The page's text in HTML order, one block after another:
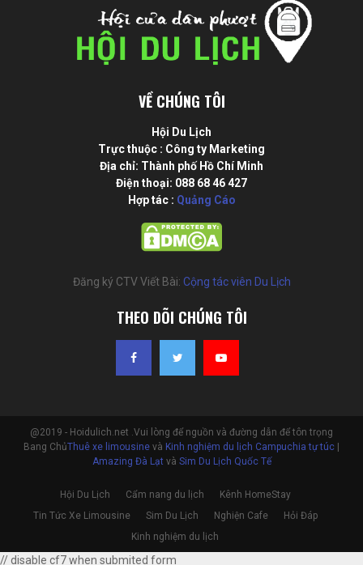
VỀ CHÚNG TÔI
Hội Du Lịch
Trực thuộc : Công ty Marketing
Địa chỉ: Thành phố Hồ Chí Minh
Điện thoại: 088 68 46 427
Hợp tác : Quảng Cáo
Đăng ký CTV Viết Bài: Cộng tác viên Du Lịch
THEO DÕI CHÚNG TÔI
@2019 - Hoidulich.net .Vui lòng để nguồn và đường dẫn để tôn trọng
Bang ChủThuê xe limousine và Kinh nghiệm du lịch Campuchia tự túc
Amazing Đà Lạt và Sim Du Lịch Quốc Tế
Hội Du Lịch Cẩm nang du lịch
Kênh HomeStay
Tin Tức Xe Limousine
Sim Du Lịch Nghiện Cafe
Hỏi Đáp
Kinh nghiệm du lịch
// disable cf7 when submited form